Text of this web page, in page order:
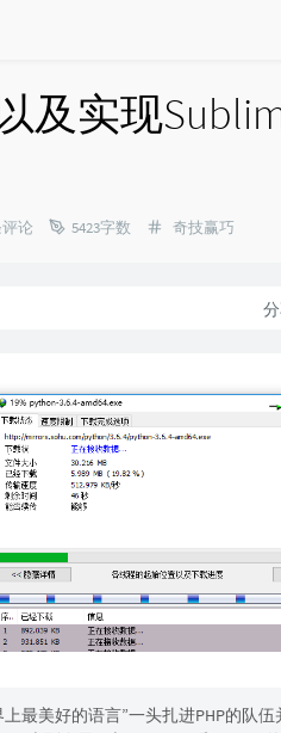
及实现
评论 5423字数
分
奇技赢巧
最美好的语言”一头扎进PHP的队伍